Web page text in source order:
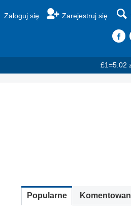
Zaloguj się Zarejestruj się
£1=5.02
Popularne